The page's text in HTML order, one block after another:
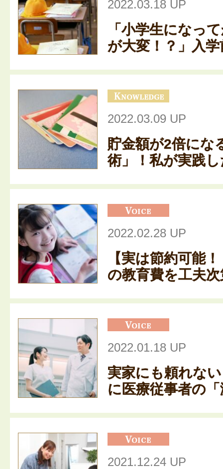
2022.03.18 UP
「小学生になっ
が大変！？」入学
2022.03.09 UP
貯金額が2倍にな
術」！私が実践
2022.02.28 UP
【実は節約可能
の教育費を工夫次
2022.01.18 UP
実家にも頼れな
に医療従事者の
2021.12.24 UP